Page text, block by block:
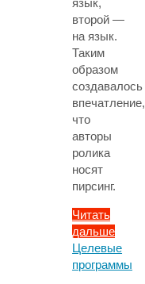
второй —
на язык.
Таким
образом
создавалось
впечатление,
что
авторы
ролика
носят
пирсинг.
Читать
дальше
"Смертельно
опасный
Целевые
программы